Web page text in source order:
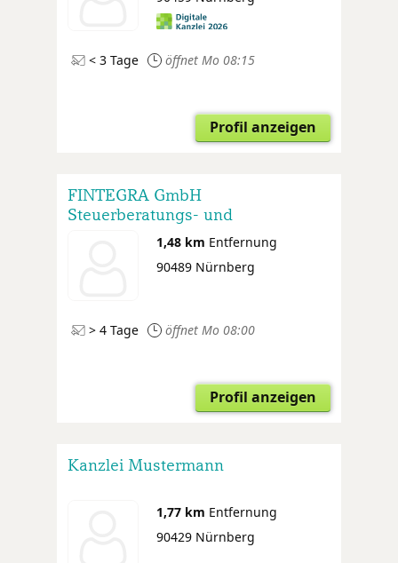
< 3 Tage öffnet Mo 08:15
Profil anzeigen
FINTEGRA GmbH
Steuerberatungs- und
Wirtschaftsprüfungsgesellschaft
1,48 km Entfernung
90489 Nürnberg
> 4 Tage öffnet Mo 08:00
Profil anzeigen
Kanzlei Mustermann
1,77 km Entfernung
90429 Nürnberg